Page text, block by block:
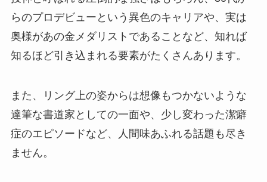
らのプロデビューという異色のキャリアや、実は
奥様があの金メダリストであることなど、知れば
知るほど引き込まれる要素がたくさんあります。
また、リング上の姿からは想像もつかないような
達筆な書道家としての一面や、少し変わった潔癖
症のエピソードなど、人間味あふれる話題も尽き
ません。